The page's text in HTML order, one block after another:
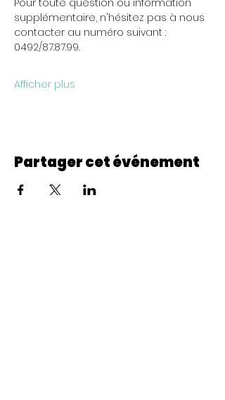
Pour toute question ou information
supplémentaire, n'hésitez pas à nous
contacter au numéro suivant :
0492/87.87.99.
Afficher plus
Partager cet événement